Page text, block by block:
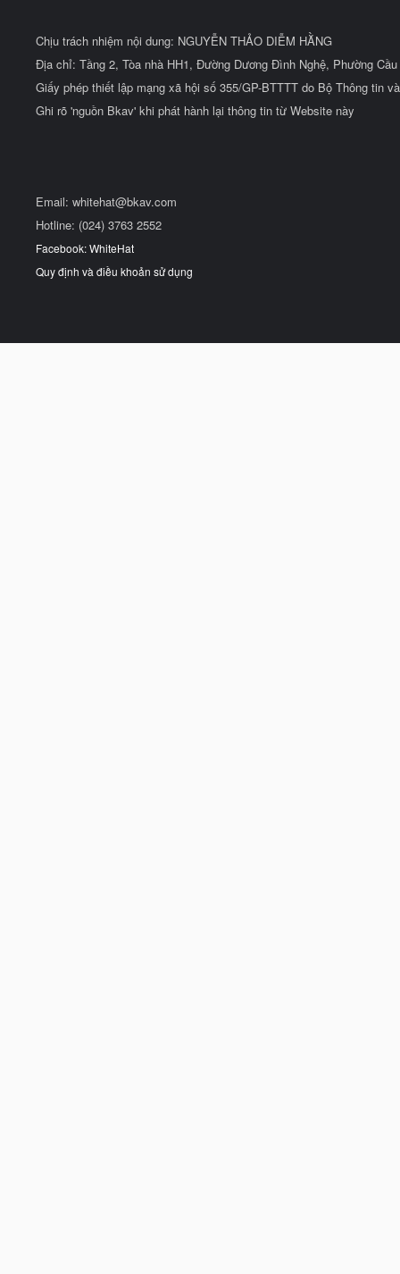
Chịu trách nhiệm nội dung: NGUYỄN THẢO DIỄM HẰNG
Địa chỉ: Tầng 2, Tòa nhà HH1, Đường Dương Đình Nghệ, Phường
Giấy phép thiết lập mạng xã hội số 355/GP-BTTTT do Bộ Thông tin
Ghi rõ 'nguồn Bkav' khi phát hành lại thông tin từ Website này
Email: whitehat@bkav.com
Hotline: (024) 3763 2552
Facebook: WhiteHat
Quy định và điều khoản sử dụng